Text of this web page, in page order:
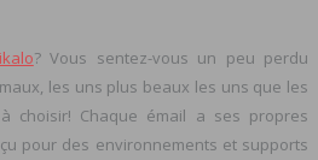
? Vous sentez-vous un peu perdu
les uns plus beaux les uns que les
choisir! Chaque émail a ses propres
pour des environnements et supports